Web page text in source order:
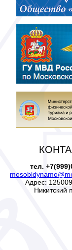
тел.
Адрес:
Никитский